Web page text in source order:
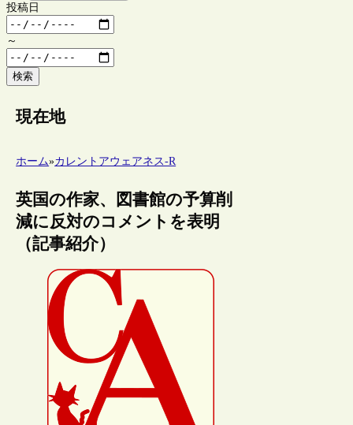
投稿日
～
検索
現在地
ホーム»カレントアウェアネス-R
英国の作家、図書館の予算削
減に反対のコメントを表明
（記事紹介）